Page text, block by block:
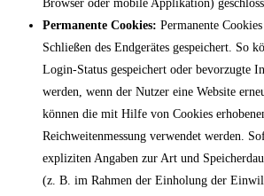
Browser oder mobile Applikation)
Permanente Cookies: Permanente
Schließen des Endgerätes gespeichert. So
Login-Status gespeichert oder bevorzugte
werden, wenn der Nutzer eine Website
können die mit Hilfe von Cookies
Reichweitenmessung verwendet werden.
expliziten Angaben zur Art und
(z. B. im Rahmen der Einholung der